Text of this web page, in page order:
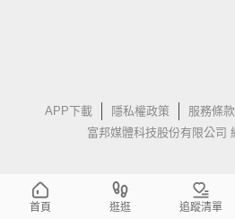
APP下載 隱私權政策 服務條款
富邦媒體科技股份有限公司
首頁 逛逛 追蹤清單